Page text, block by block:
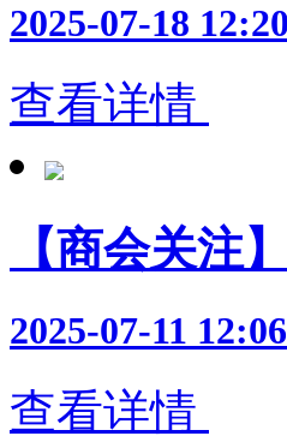
2025-07-18
查看详情
【商会关注
2025-07-11
查看详情